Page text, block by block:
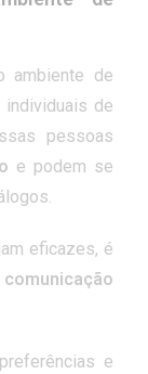
ambiente de
individuais de
pessoas
e podem se
eficazes, é
e